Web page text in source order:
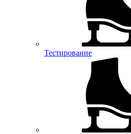
Тестирование